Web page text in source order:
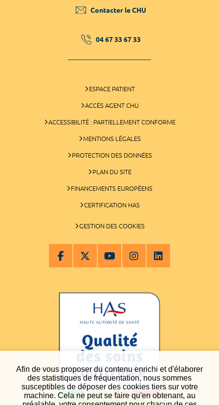
Afin de vous proposer du contenu enrichi et d'élaborer
des statistiques de fréquentation, nous sommes
susceptibles de déposer des cookies tiers sur votre
machine. Cela ne peut se faire qu'en obtenant, au
Contacter le CHU
04 67 33 67 33
ESPACE PATIENT
ACCÈS AGENT CHU
ACCESSIBILITÉ : PARTIELLEMENT CONFORME
MENTIONS LÉGALES
PROTECTION DES DONNÉES
PLAN DU SITE
FINANCEMENTS EUROPÉENS
CERTIFICATION HAS
GESTION DES COOKIES